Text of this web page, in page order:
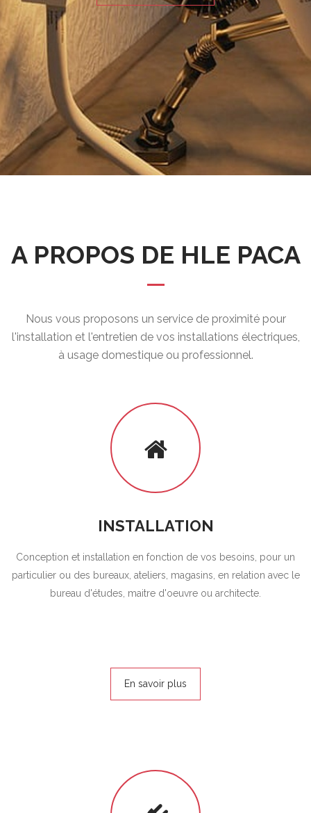
A PROPOS DE HLE PACA
Nous vous proposons un service de proximité pour
l'installation et l'entretien de vos installations électriques,
à usage domestique ou professionnel.
INSTALLATION
Conception et installation en fonction de vos besoins, pour un
particulier ou des bureaux, ateliers, magasins, en relation avec le
bureau d'études, maitre d'oeuvre ou architecte.
En savoir plus